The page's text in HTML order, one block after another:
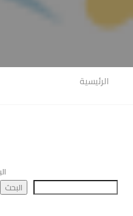
الرئيسية
البحث